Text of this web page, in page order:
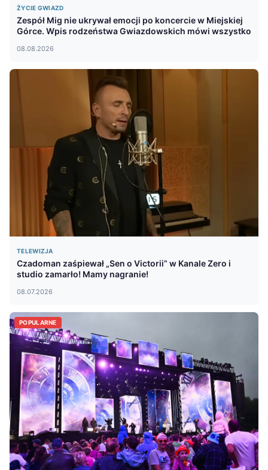
ŻYCIE GWIAZD
Zespół Mig nie ukrywał emocji po koncercie w Miejskiej
Górce. Wpis rodzeństwa Gwiazdowskich mówi wszystko
08.08.2026
TELEWIZJA
Czadoman zaśpiewał „Sen o Victorii” w Kanale Zero i
studio zamarło! Mamy nagranie!
08.07.2026
POPULARNE